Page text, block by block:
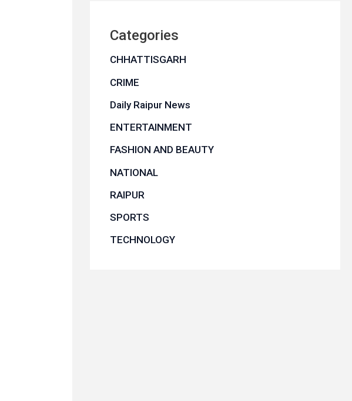
Categories
CHHATTISGARH
CRIME
Daily Raipur News
ENTERTAINMENT
FASHION AND BEAUTY
NATIONAL
RAIPUR
SPORTS
TECHNOLOGY